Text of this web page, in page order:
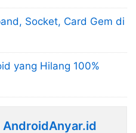
Socket, Card Gem di
yang Hilang 100%
AndroidAnyar.id